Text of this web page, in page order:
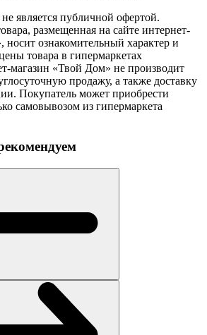
является публичной офертой.
размещенная на сайте интернет-
ознакомительный характер и
товара в гипермаркетах
магазин «Твой Дом» не производит
продажу, а также доставку
Покупатель может приобрести
самовывозом из гипермаркета